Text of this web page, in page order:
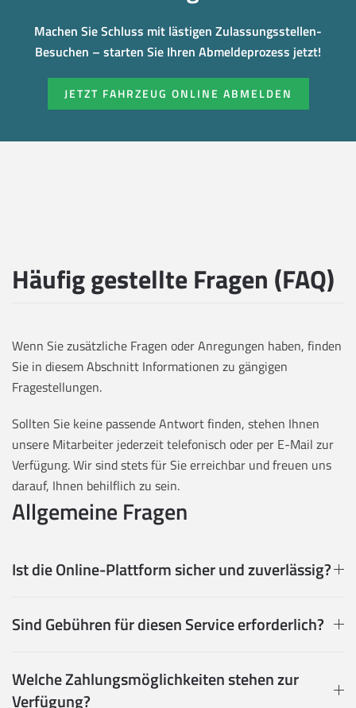
Machen Sie Schluss mit lästigen Zulassungsstellen-
Besuchen – starten Sie Ihren Abmeldeprozess jetzt!
JETZT FAHRZEUG ONLINE ABMELDEN
Häufig gestellte Fragen (FAQ)
Wenn Sie zusätzliche Fragen oder Anregungen haben, finden
Sie in diesem Abschnitt Informationen zu gängigen
Fragestellungen.
Sollten Sie keine passende Antwort finden, stehen Ihnen
unsere Mitarbeiter jederzeit telefonisch oder per E-Mail zur
Verfügung. Wir sind stets für Sie erreichbar und freuen uns
darauf, Ihnen behilflich zu sein.
Allgemeine Fragen
Ist die Online-Plattform sicher und zuverlässig?
Sind Gebühren für diesen Service erforderlich?
Welche Zahlungsmöglichkeiten stehen zur
Verfügung?